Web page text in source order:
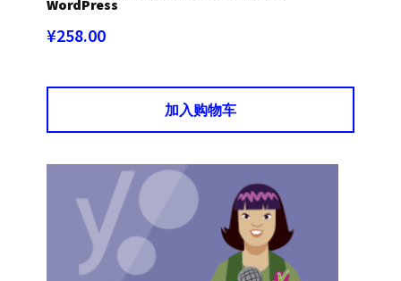
WordPress
¥258.00
加入购物车